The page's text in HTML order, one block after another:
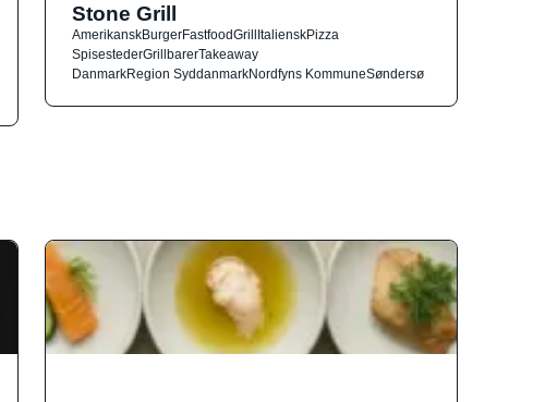
Stone Grill
AmerikanskBurgerFastfoodGrillItalienskPizza
SpisestederGrillbarerTakeaway
DanmarkRegion SyddanmarkNordfyns KommuneSøndersø